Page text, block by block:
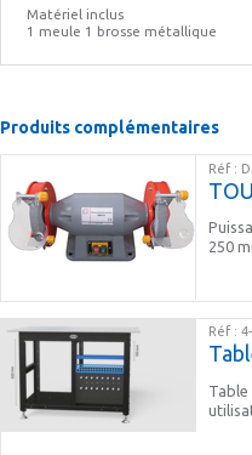
Matériel inclus
1 meule 1 brosse métallique
Produits complémentaires
Réf :
250
Réf :